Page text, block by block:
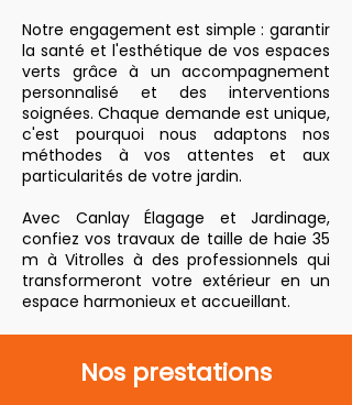
Notre engagement est simple : garantir
la santé et l'esthétique de vos espaces
verts grâce à un accompagnement
personnalisé et des interventions
soignées. Chaque demande est unique,
c'est pourquoi nous adaptons nos
méthodes à vos attentes et aux
particularités de votre jardin.
Avec Canlay Élagage et Jardinage,
confiez vos travaux de taille de haie 35
m à Vitrolles à des professionnels qui
transformeront votre extérieur en un
espace harmonieux et accueillant.
Nos prestations